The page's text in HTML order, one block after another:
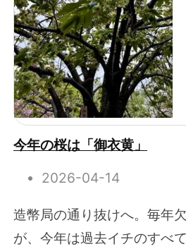
今年の桜は「御衣黄」
2026-04-14
造幣局の通り抜けへ。毎年
が、今年は過去イチのすべ